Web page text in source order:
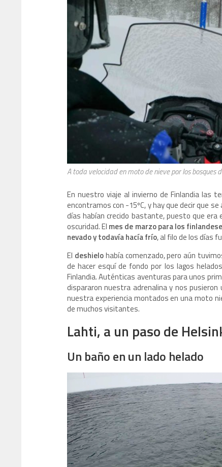
A toda velocidad en moto de nieve por los bosques
En nuestro viaje al invierno de Finlandia las
encontramos con -15ºC, y hay que decir que
días habían crecido bastante, puesto que era
oscuridad. El mes de marzo para los
nevado y todavía hacía frío, al filo de los días
El deshielohabía comenzado, pero aún
de hacer esquí de fondo por los lagos
Finlandia. Auténticas aventuras para unos
dispararon nuestra adrenalina y nos
nuestra experiencia montados en una moto
de muchos visitantes.
Lahti, a un paso de
Un baño en un lado helado